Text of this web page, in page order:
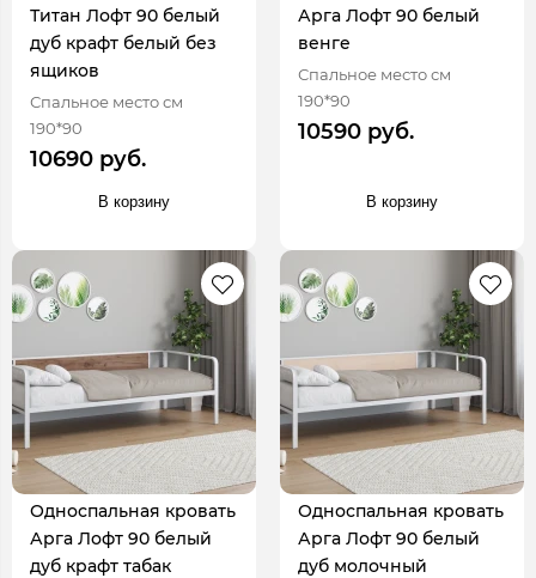
Титан Лофт 90 белый
дуб крафт белый без
ящиков
Спальное место см
190*90
10690 руб.
В корзину
Арга Лофт 90 белый
венге
Спальное место см
190*90
10590 руб.
В корзину
Односпальная кровать
Арга Лофт 90 белый
дуб крафт табак
Односпальная кровать
Арга Лофт 90 белый
дуб молочный